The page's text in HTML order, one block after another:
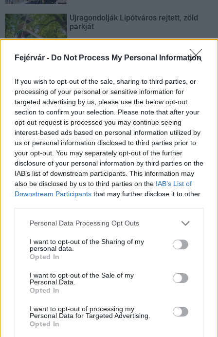
Fejérvár - Do Not Process My Personal Information
If you wish to opt-out of the sale, sharing to third parties, or
processing of your personal or sensitive information for
targeted advertising by us, please use the below opt-out
section to confirm your selection. Please note that after your
opt-out request is processed you may continue seeing
interest-based ads based on personal information utilized by
us or personal information disclosed to third parties prior to
your opt-out. You may separately opt-out of the further
disclosure of your personal information by third parties on the
IAB’s list of downstream participants. This information may
also be disclosed by us to third parties on the IAB’s List of
Downstream Participants that may further disclose it to other
Please note that this website/app uses one or more Google
not limited to your visit or usage behaviour. You may click to
grant or deny consent to Google and its third-party tags to
use your data for below specified purposes in below Google
consent section.
Personal Data Processing Opt Outs
I want to opt-out of the Sharing of my
personal data.
Opted In
I want to opt-out of the Sale of my
Personal Data.
Opted In
I want to opt-out of processing my
Personal Data for Targeted Advertising.
Opted In
Újragondolják Lipótváros rejtett, zöld
parkját
mesél – megújul a tatai Angolkert
AJÁNLJUK MÉG
Aktuális
Paks II.: Mit jelent az 5. blokk új mérföldköve a
Helyi hírek